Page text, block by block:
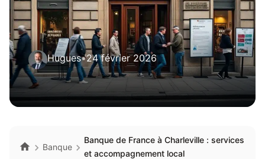
Hugues•24 février 2026
Banque
Banque de France à Charleville : services
et accompagnement local